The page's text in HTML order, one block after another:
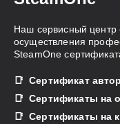
Наш сервисный
осуществления
SteamOne
Сертификат
Сертификаты на
Сертификаты на